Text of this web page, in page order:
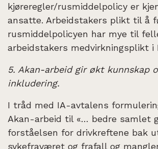
kjøreregler/rusmiddelpolicy er
ansatte. Arbeidstakers plikt til å
rusmiddelpolicyen har mye til
arbeidstakers medvirkningsplikt i
5. Akan-arbeid gir økt kunnskap
inkludering.
I tråd med IA-avtalens
Akan-arbeid til «… bedre samlet
forståelsen for drivkreftene bak
sykefraværet og frafall og